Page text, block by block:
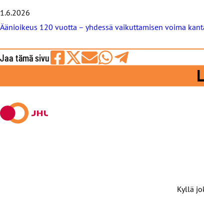
1.6.2026
Äänioikeus 120 vuotta – yhdessä vaikuttamisen voima
Jaa tämä sivu
Kyllä